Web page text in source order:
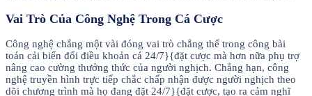
Vai Trò Của Công Nghệ Trong Cá Cược
Công nghệ chẳng một vài đóng vai trò chẳng thể trong công bài
toán cải biến đổi điều khoản cá 24/7}{đặt cược mà hơn nữa phụ trợ
nâng cao cường thưởng thức của người nghịch. Chẳng hạn, công
nghệ truyền hình trực tiếp chắc chấp nhận được người nghịch theo
dõi chương trình mà họ đang đặt 24/7}{đặt cược, tạo ra cảm nghĩ